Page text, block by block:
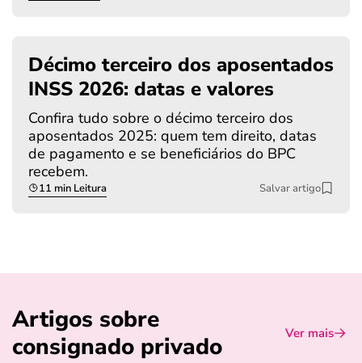
Décimo terceiro dos aposentados
INSS 2026: datas e valores
Confira tudo sobre o décimo terceiro dos
aposentados 2025: quem tem direito, datas
de pagamento e se beneficiários do BPC
recebem.
11 min Leitura Salvar artigo
Artigos sobre
consignado privado
Ver mais